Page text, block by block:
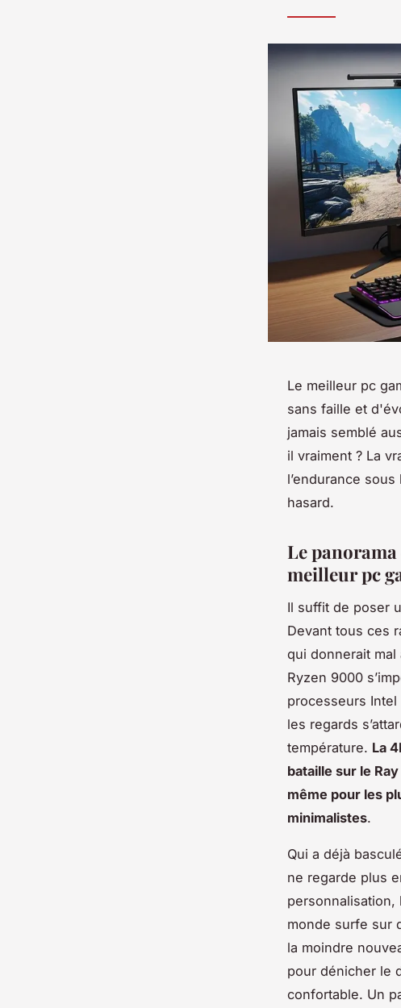
Le meilleur pc
sans faille et
jamais semblé
il vraiment ? La
l’endurance
hasard.
Le panorama
meilleur pc
Il suffit de poser
Devant tous ces
qui donnerait
Ryzen 9000
processeurs
les regards
température. La
bataille sur le
même pour les
minimalistes.
Qui a déjà
ne regarde plus
personnalisation,
monde surfe sur
la moindre
pour dénicher le
confortable. Un